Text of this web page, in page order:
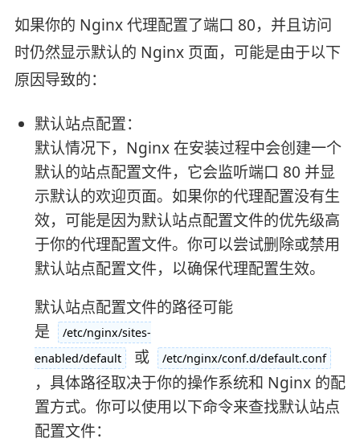
如果你的 Nginx 代理配置了端口 80，并且访问
时仍然显示默认的 Nginx 页面，可能是由于以下
原因导致的：
默认站点配置：
默认情况下，Nginx 在安装过程中会创建一个
默认的站点配置文件，它会监听端口 80 并显
示默认的欢迎页面。如果你的代理配置没有生
效，可能是因为默认站点配置文件的优先级高
于你的代理配置文件。你可以尝试删除或禁用
默认站点配置文件，以确保代理配置生效。
默认站点配置文件的路径可能
是
/etc/nginx/sites-
enabled/default
或 /etc/nginx/conf.d/default.conf
，具体路径取决于你的操作系统和 Nginx 的配
置方式。你可以使用以下命令来查找默认站点
配置文件：